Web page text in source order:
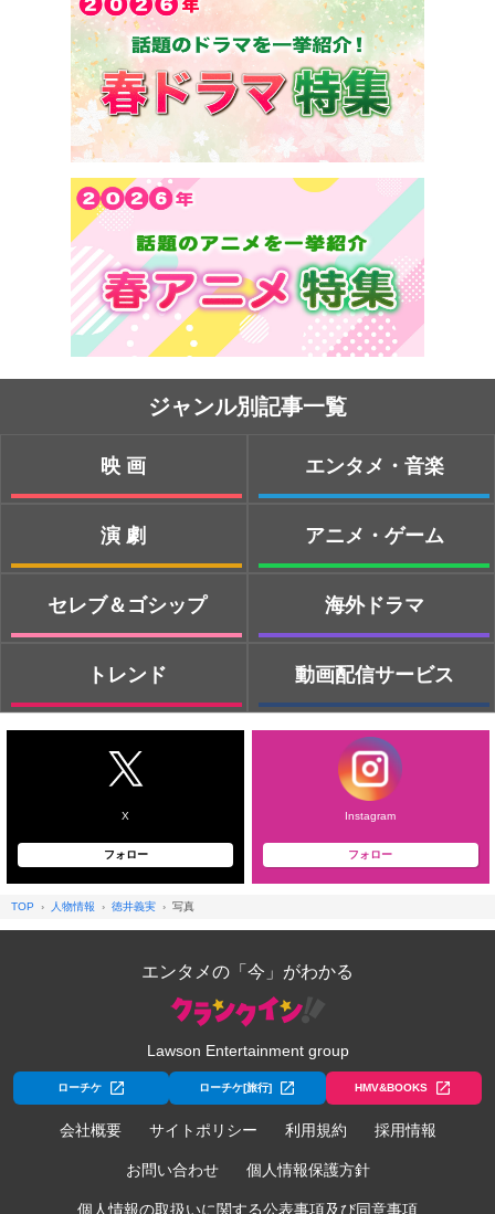
ジャンル別記事一覧
映画
演劇
セレブ＆ゴシップ
トレンド
エンタメ・音楽
アニメ・ゲーム
海外ドラマ
動画配信サービス
X
フォロー
Instagram
フォロー
TOP 人物情報 徳井義実 写真
エンタメの「今」がわかる
Lawson Entertainment group
ローチケ ローチケ[旅行] HMV&BOOKS
会社概要 サイトポリシー 利用規約 採用情報
お問い合わせ 個人情報保護方針
個人情報の取扱いに関する公表事項及び同意事項